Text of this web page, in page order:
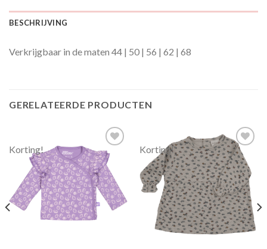
BESCHRIJVING
Verkrijgbaar in de maten 44 | 50 | 56 | 62 | 68
GERELATEERDE PRODUCTEN
Korting!
Toevoegen
aan
verlanglijst
Korting!
Toevoegen
aan
verlanglijst